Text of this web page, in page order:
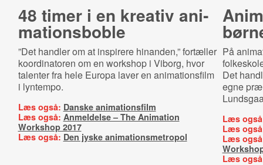
48 timer i en kreativ ani­
ma­tions­bob­le
”Det handler om at inspirere hinanden,” fortæller
koordinatoren om en workshop i Viborg, hvor
talenter fra hele Europa laver en animationsfilm
i lyntempo.
Læs også: Danske animationsfilm
Læs også: Anmeldelse – The Animation
Workshop 2017
Læs også: Den jyske animationsmetropol
På
Det
egne
Læs
Læs
Læs
Læs